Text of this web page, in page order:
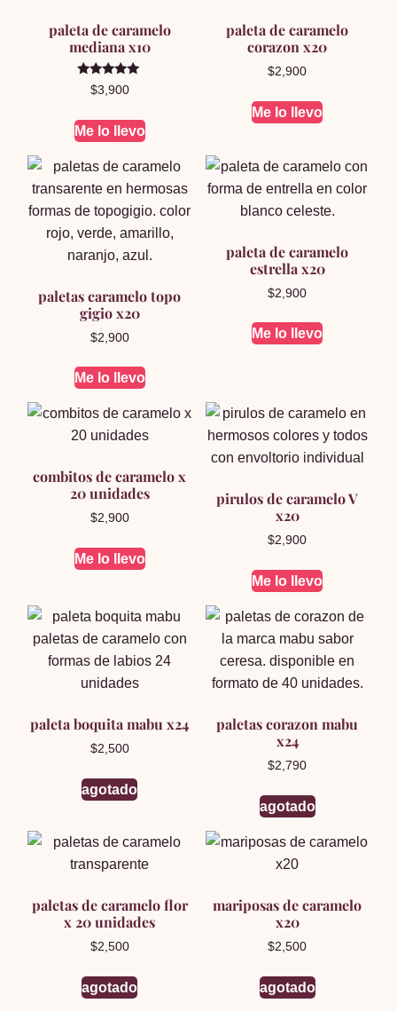
paleta de caramelo
mediana x10
Valorado en
5.00
$3,900
Me lo llevo
paleta de caramelo
corazon x20
$2,900
Me lo llevo
paletas caramelo topo
gigio x20
$2,900
Me lo llevo
paleta de caramelo
estrella x20
$2,900
Me lo llevo
combitos de caramelo x
20 unidades
$2,900
Me lo llevo
pirulos de caramelo V
x20
$2,900
Me lo llevo
paleta boquita mabu x24
$2,500
agotado
paletas corazon mabu
x24
$2,790
agotado
paletas de caramelo flor
x 20 unidades
$2,500
agotado
mariposas de caramelo
x20
$2,500
agotado